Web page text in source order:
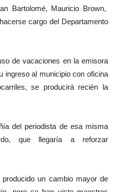
Bartolomé, Mauricio Brown,
cargo del Departamento
de vacaciones en la emisora
ingreso al municipio con oficina
se producirá recién la
del periodista de esa misma
que llegaría a reforzar
un cambio mayor de